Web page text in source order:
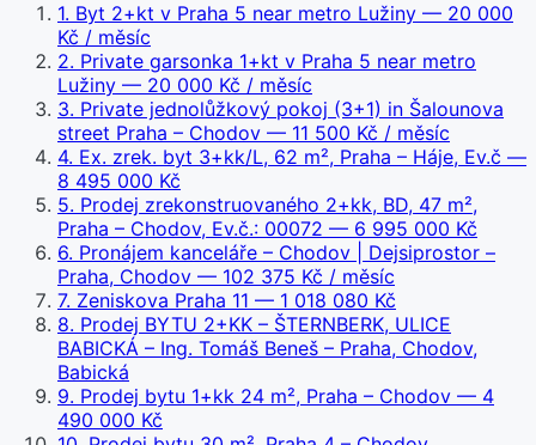
1. Byt 2+kt v Praha 5 near metro Lužiny — 20 000
Kč / měsíc
2. Private garsonka 1+kt v Praha 5 near metro
Lužiny — 20 000 Kč / měsíc
3. Private jednolůžkový pokoj (3+1) in Šalounova
street Praha – Chodov — 11 500 Kč / měsíc
4. Ex. zrek. byt 3+kk/L, 62 m², Praha – Háje, Ev.č —
8 495 000 Kč
5. Prodej zrekonstruovaného 2+kk, BD, 47 m²,
Praha – Chodov, Ev.č.: 00072 — 6 995 000 Kč
6. Pronájem kanceláře – Chodov | Dejsiprostor –
Praha, Chodov — 102 375 Kč / měsíc
7. Zeniskova Praha 11 — 1 018 080 Kč
8. Prodej BYTU 2+KK – ŠTERNBERK, ULICE
BABICKÁ – Ing. Tomáš Beneš – Praha, Chodov,
Babická
9. Prodej bytu 1+kk 24 m², Praha – Chodov — 4
490 000 Kč